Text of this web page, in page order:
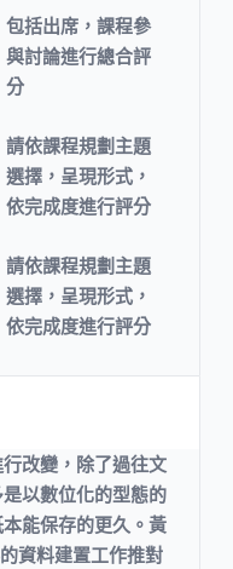
包括出席，課程參
與討論進行總合評
分
請依課程規劃主題
選擇，呈現形式，
依完成度進行評分
請依課程規劃主題
選擇，呈現形式，
依完成度進行評分
改變，除了過往文
以數位化的型態的
能保存的更久。黃
資料建置工作推對